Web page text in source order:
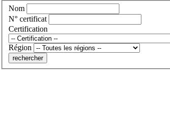
Nom
N° certificat
Certification
Région